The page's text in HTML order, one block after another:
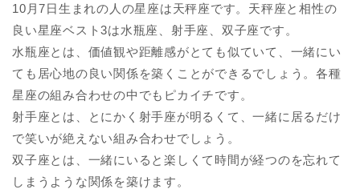
10月7日生まれの人の星座は天秤座です。天秤座と相性の
良い星座ベスト3は水瓶座、射手座、双子座です。
水瓶座とは、価値観や距離感がとても似ていて、一緒にい
ても居心地の良い関係を築くことができるでしょう。各種
星座の組み合わせの中でもピカイチです。
射手座とは、とにかく射手座が明るくて、一緒に居るだけ
で笑いが絶えない組み合わせでしょう。
双子座とは、一緒にいると楽しくて時間が経つのを忘れて
しまうような関係を築けます。